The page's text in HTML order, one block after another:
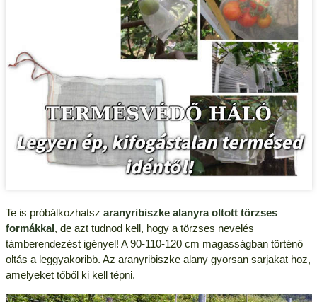
Te is próbálkozhatsz aranyribiszke alanyra oltott törzses
formákkal, de azt tudnod kell, hogy a törzses nevelés
támberendezést igényel! A 90-110-120 cm magasságban történő
oltás a leggyakoribb. Az aranyribiszke alany gyorsan sarjakat hoz,
amelyeket tőből ki kell tépni.